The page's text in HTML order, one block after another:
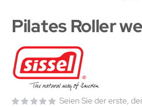
Pilates Roller
Seien Sie der erste,